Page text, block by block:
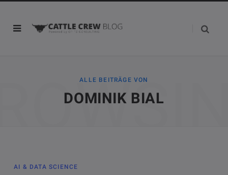
ALLE BEITRÄGE VON
DOMINIK BIAL
AI & DATA SCIENCE